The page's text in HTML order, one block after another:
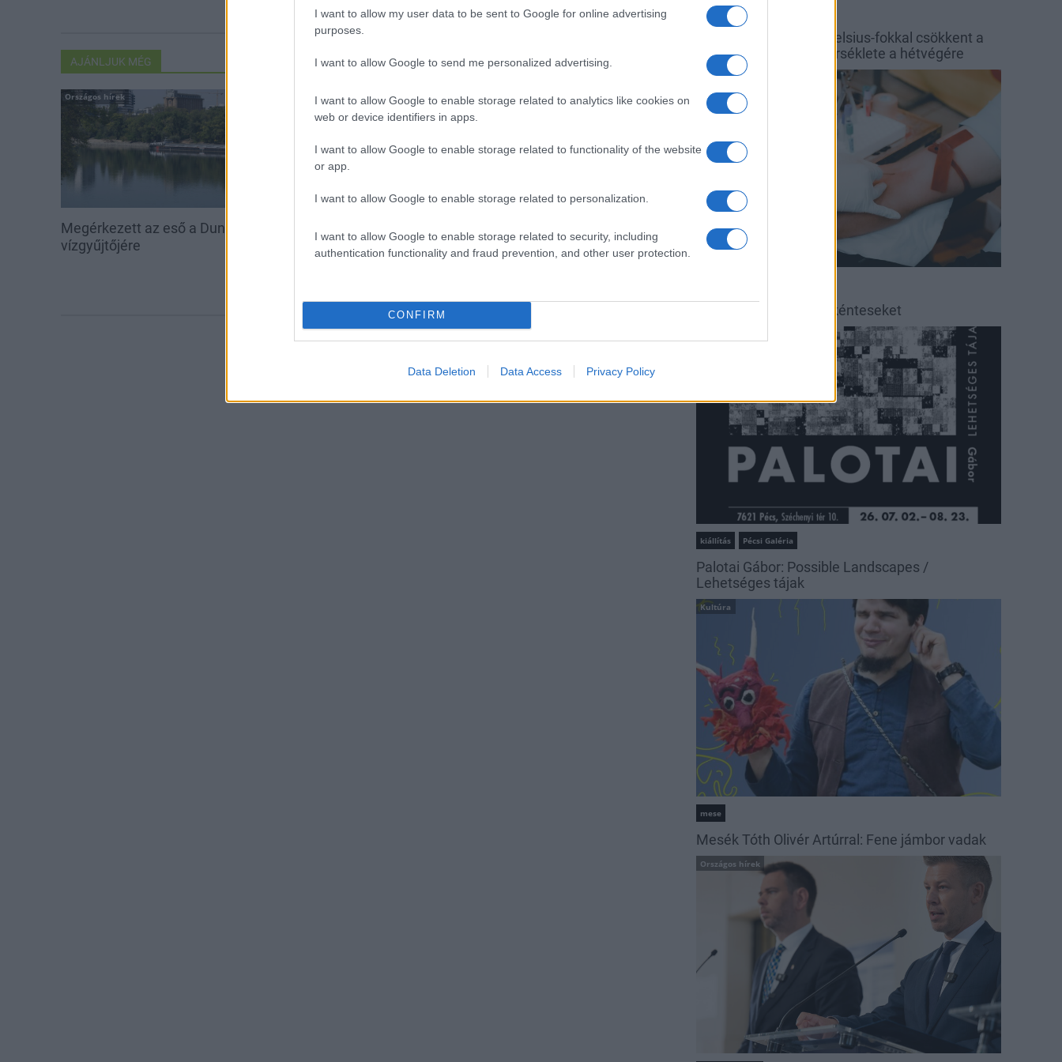
I want to allow my user data to be sent to Google for online advertising
purposes.
I want to allow Google to send me personalized advertising.
I want to allow Google to enable storage related to analytics like cookies on
web or device identifiers in apps.
I want to allow Google to enable storage related to functionality of the website
or app.
I want to allow Google to enable storage related to personalization.
I want to allow Google to enable storage related to security, including
authentication functionality and fraud prevention, and other user protection.
CONFIRM
Data Deletion Data Access Privacy Policy
AJÁNLJUK MÉG
Országos hírek
Megérkezett az eső a Duna
vízgyűjtőjére
szombattól másodfokúra
csökken a riasztás
Országos hírek
továbbképzésekkel erősít a Gál
Ferenc Egyetem
időjárás Balaton
Egy hét alatt közel 6 Celsius-fokkal csökkent a
Balaton vizének hőmérséklete a hétvégére
Országos hírek
Véradásra kérik az önkénteseket
kiállítás Pécsi Galéria
Palotai Gábor: Possible Landscapes /
Lehetséges tájak
Kultúra
mese
Mesék Tóth Olivér Artúrral: Fene jámbor vadak
Országos hírek